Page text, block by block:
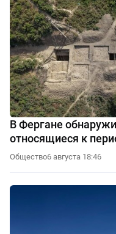
В Фергане
относящиеся к
Общество6 августа 18:46